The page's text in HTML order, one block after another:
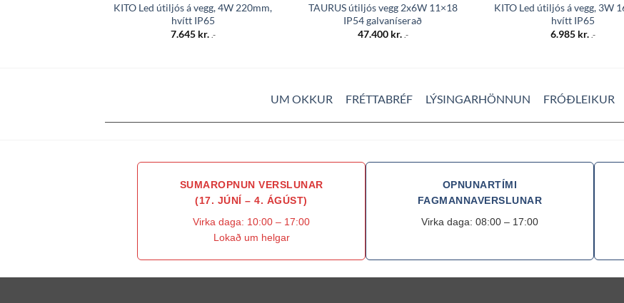
KITO Led útiljós á vegg, 4W 220mm,
hvítt IP65
7.645 kr. .-
TAURUS útiljós vegg 2x6W 11×18
IP54 galvaníserað
47.400 kr. .-
KITO Led útiljós á vegg, 3W
hvítt IP65
6.985 kr. .-
UM OKKUR FRÉTTABRÉF LÝSINGARHÖNNUN FRÓÐLEIKUR
SUMAROPNUN VERSLUNAR
(17. JÚNÍ – 4. ÁGÚST)
Virka daga: 10:00 – 17:00
Lokað um helgar
OPNUNARTÍMI
FAGMANNAVERSLUNAR
Virka daga: 08:00 – 17:00